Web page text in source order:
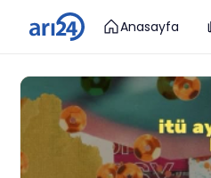
Anasayfa